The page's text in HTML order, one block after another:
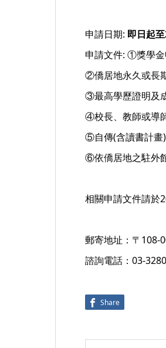
申請日期: 即日起
申請文件: ①獎學金
②僑居地永久或長
③最高學歷證明及
④校長、教師或導
⑤自傳(含讀書計畫)
⑥依僑居地之駐外
相關申請文件請於
郵寄地址：〒108-
諮詢電話：03-
Share